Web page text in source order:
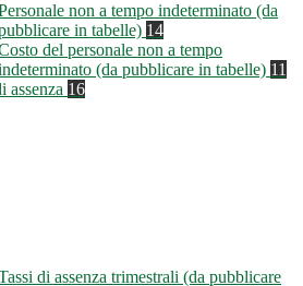
non a tempo indeterminato (da
in tabelle) 14
del personale non a tempo
(da pubblicare in tabelle) 11
assenza 16
di assenza trimestrali (da pubblicare